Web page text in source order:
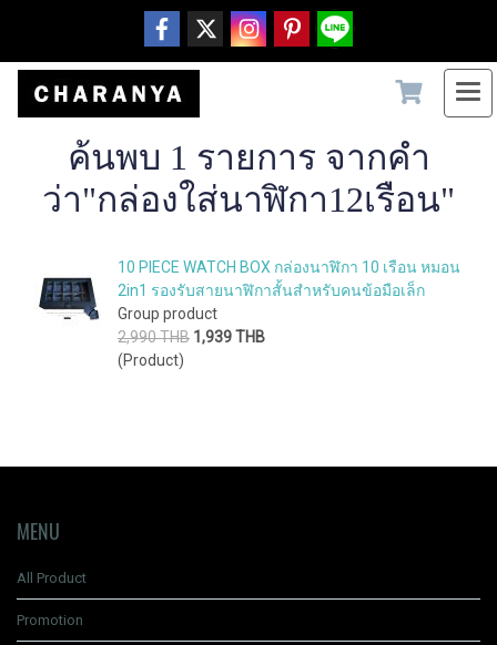
ค้นพบ 1 รายการ จากคำ
ว่า"กล่องใส่นาฬิกา12เรือน"
10 PIECE WATCH BOX กล่องนาฬิกา 10 เรือน หมอน
2in1 รองรับสายนาฬิกาสั้นสำหรับคนข้อมือเล็ก
Group product
2,990 THB 1,939 THB
(Product)
MENU
All Product
Promotion